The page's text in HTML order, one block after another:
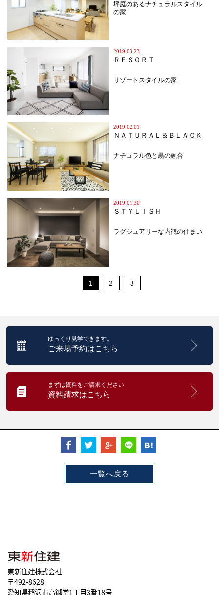
坪庭のあるナチュラルスタイル
の家
2019.03.23
ＲＥＳＯＲＴ
リゾートスタイルの家
2019.02.01
ＮＡＴＵＲＡＬ＆ＢＬＡＣＫ
ナチュラル色と黒の融合
2019.01.30
ＳＴＹＬＩＳＨ
ラグジュアリーな内観の住まい
1 2 3
ゆっくり見学できます。
ご来場予約はこちら
まずは資料をご請求ください
資料請求はこちら
一覧へ戻る
東新住建株式会社
〒492-8628
愛知県稲沢市高御堂1丁目3番18号